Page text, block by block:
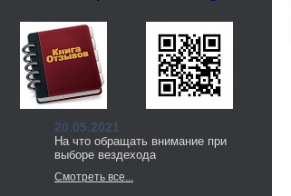
20.05.2021
На что обращать внимание при
выборе вездехода
Смотреть все...